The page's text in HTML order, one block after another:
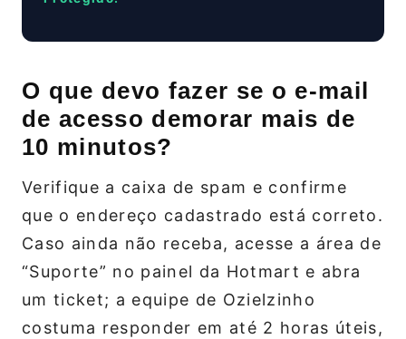
O que devo fazer se o e‑mail
de acesso demorar mais de
10 minutos?
Verifique a caixa de spam e confirme
que o endereço cadastrado está correto.
Caso ainda não receba, acesse a área de
“Suporte” no painel da Hotmart e abra
um ticket; a equipe de Ozielzinho
costuma responder em até 2 horas úteis,